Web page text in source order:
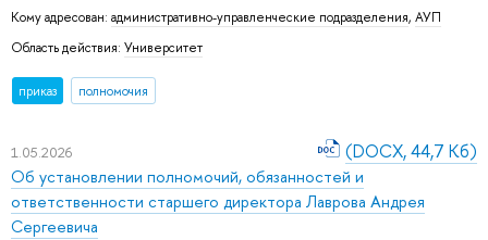
Кому адресован: административно-управленческие подразделения, АУП
Область действия: Университет
приказ полномочия
1.05.2026
Об установлении полномочий, обязанностей и
ответственности старшего директора Лаврова Андрея
Сергеевича
(DOCX, 44,7 Кб)